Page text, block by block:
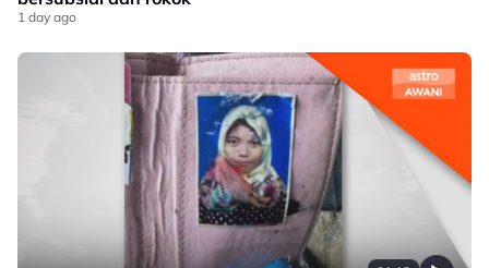
1 day ago